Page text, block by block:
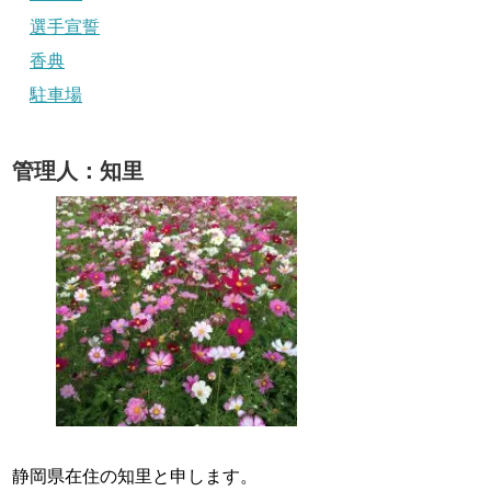
選手宣誓
香典
駐車場
管理人：知里
静岡県在住の知里と申します。